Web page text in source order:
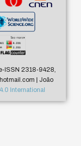
ISSN 2318-9428,
| João
International